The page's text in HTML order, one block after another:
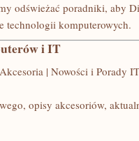
odświeżać poradniki, aby
technologii komputerowych.
i IT
| Nowości i Porady
opisy akcesoriów,